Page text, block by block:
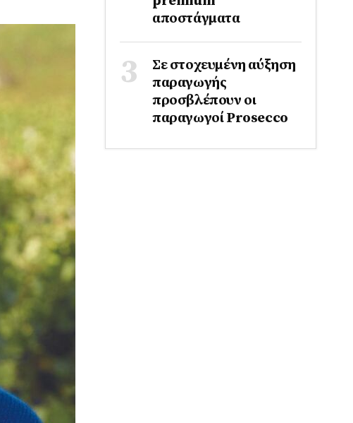
αποστάγματα
Σε στοχευμένη αύξηση
παραγωγής
προσβλέπουν οι
παραγωγοί Prosecco